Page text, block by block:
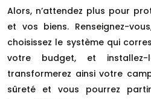
Alors, n’attendez plus pour
et vos biens. Renseignez-
choisissez le système qui
votre budget, et installez-
transformerez ainsi votre
sûreté et vous pourrez